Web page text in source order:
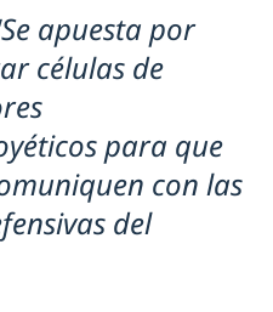
apuesta por
células de
para que
con las
del